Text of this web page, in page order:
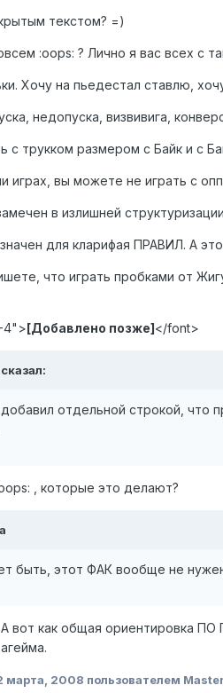
текстом? =)
:oops: ? Лично я вас всех с
Хочу на пьедестал ставлю,
недопуска, визвивига,
с трукком размером с Байк и с
играх, вы можете не играть с
в излишней
для кларифая ПРАВИЛ. А
что играть пробками от
4">[Добавлено позже]</font>
отдельной строкой, что
, которые это делают?
быть, этот ФАК вообще не
А вот как общая ориентировка
марта, 2008 пользователем